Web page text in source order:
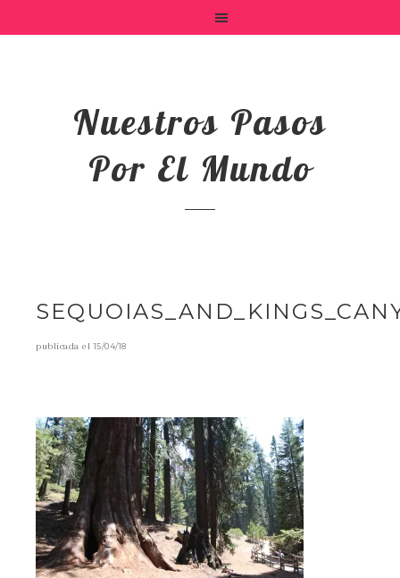
Nuestros Pasos
Por El Mundo
publicada el15/04/18